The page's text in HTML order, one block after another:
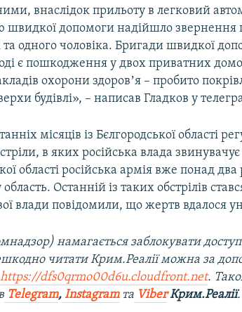
внаслідок прильоту в легковий
швидкої допомоги надійшло звернення
одного чоловіка. Бригади швидкої
є пошкодження у двох приватних
охорони здоровʼя – пробито
будівлі», – написав Гладков у
місяців із Бєлгородської області
в яких російська влада
області російська армія вже понад
Останній із таких обстрілів
влади повідомили, що жертв вдалося
намагається заблокувати
читати Крим.Реалії можна за
https://dfs0qrmo00d6u.cloudfront.net.
Telegram, Instagramта ViberКрим.Реалії